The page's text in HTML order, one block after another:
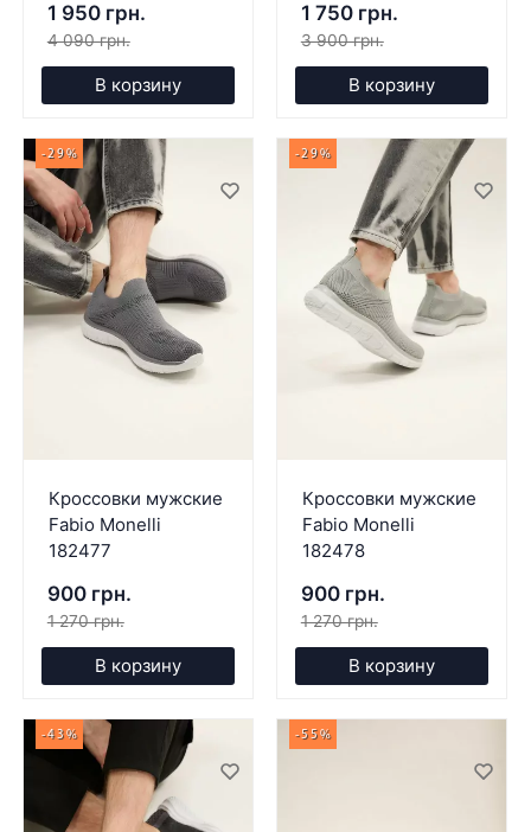
1 950 грн.
4 090 грн.
В корзину
1 750 грн.
3 900 грн.
В корзину
-29%
Кроссовки мужские
Fabio Monelli
182477
900 грн.
1 270 грн.
В корзину
-29%
Кроссовки мужские
Fabio Monelli
182478
900 грн.
1 270 грн.
В корзину
-43% -55%